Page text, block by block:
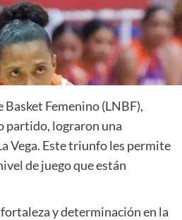
Femenino (LNBF),
partido, lograron una
Vega. Este triunfo les permite
de juego que están
y determinación en la